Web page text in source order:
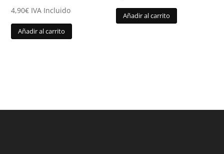
4,90€ IVA Incluido
Añadir al carrito
Añadir al carrito